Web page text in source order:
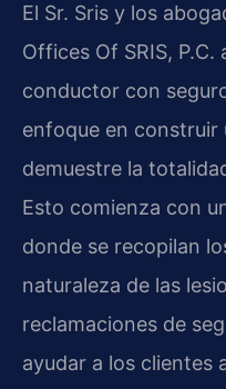
El Sr. Sris y los
Offices Of SRIS,
conductor con
enfoque en construir
demuestre la
Esto comienza con
donde se recopilan
naturaleza de las
reclamaciones de
ayudar a los clientes